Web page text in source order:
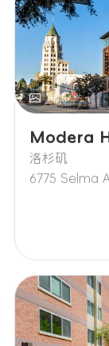
Modera
洛杉矶
6775 Selma